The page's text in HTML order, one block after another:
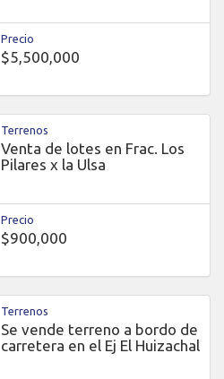
Precio
$5,500,000
Terrenos
Venta de lotes en Frac. Los
Pilares x la Ulsa
Precio
$900,000
Terrenos
Se vende terreno a bordo de
carretera en el Ej El Huizachal